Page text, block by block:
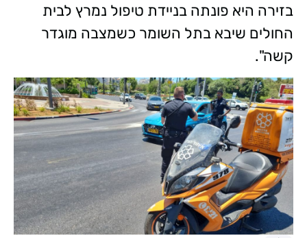
בזירה היא פונתה בניידת טיפול נמרץ לבית
החולים שיבא בתל השומר כשמצבה מוגדר
קשה".